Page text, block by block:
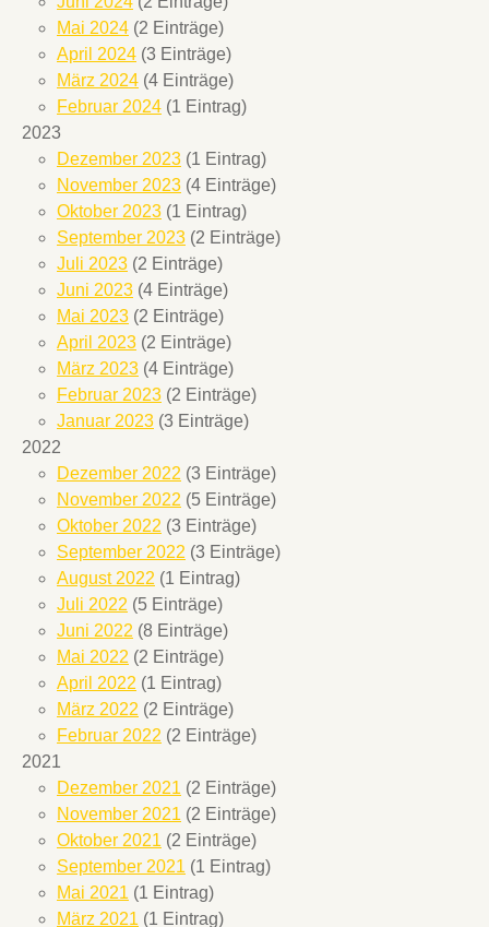
Mai 2024 (2 Einträge)
April 2024 (3 Einträge)
März 2024 (4 Einträge)
Februar 2024 (1 Eintrag)
2023
Dezember 2023 (1 Eintrag)
November 2023 (4 Einträge)
Oktober 2023 (1 Eintrag)
September 2023 (2 Einträge)
Juli 2023 (2 Einträge)
Juni 2023 (4 Einträge)
Mai 2023 (2 Einträge)
April 2023 (2 Einträge)
März 2023 (4 Einträge)
Februar 2023 (2 Einträge)
Januar 2023 (3 Einträge)
2022
Dezember 2022 (3 Einträge)
November 2022 (5 Einträge)
Oktober 2022 (3 Einträge)
September 2022 (3 Einträge)
August 2022 (1 Eintrag)
Juli 2022 (5 Einträge)
Juni 2022 (8 Einträge)
Mai 2022 (2 Einträge)
April 2022 (1 Eintrag)
März 2022 (2 Einträge)
Februar 2022 (2 Einträge)
2021
Dezember 2021 (2 Einträge)
November 2021 (2 Einträge)
Oktober 2021 (2 Einträge)
September 2021 (1 Eintrag)
Mai 2021 (1 Eintrag)
März 2021 (1 Eintrag)